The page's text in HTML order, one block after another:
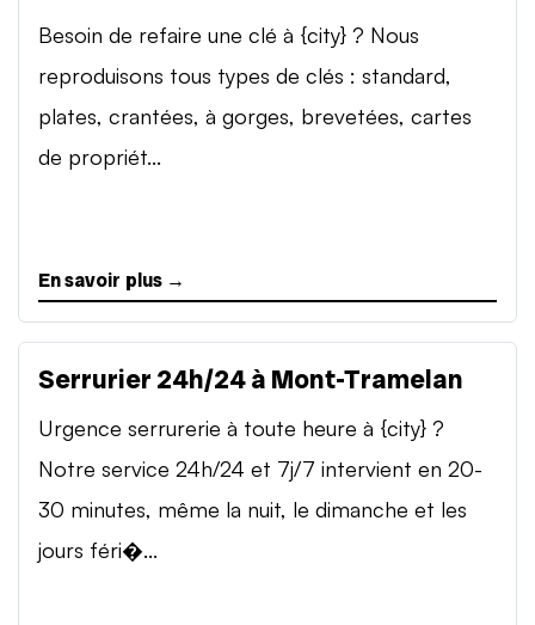
Besoin de refaire une clé à {city} ? Nous
reproduisons tous types de clés : standard,
plates, crantées, à gorges, brevetées, cartes
de propriét...
En savoir plus →
Serrurier 24h/24 à Mont-Tramelan
Urgence serrurerie à toute heure à {city} ?
Notre service 24h/24 et 7j/7 intervient en 20-
30 minutes, même la nuit, le dimanche et les
jours féri�...